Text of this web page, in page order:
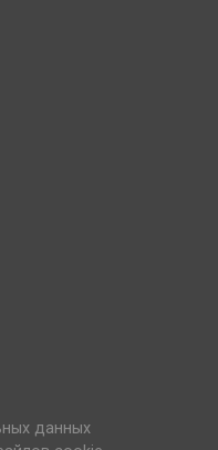
данных